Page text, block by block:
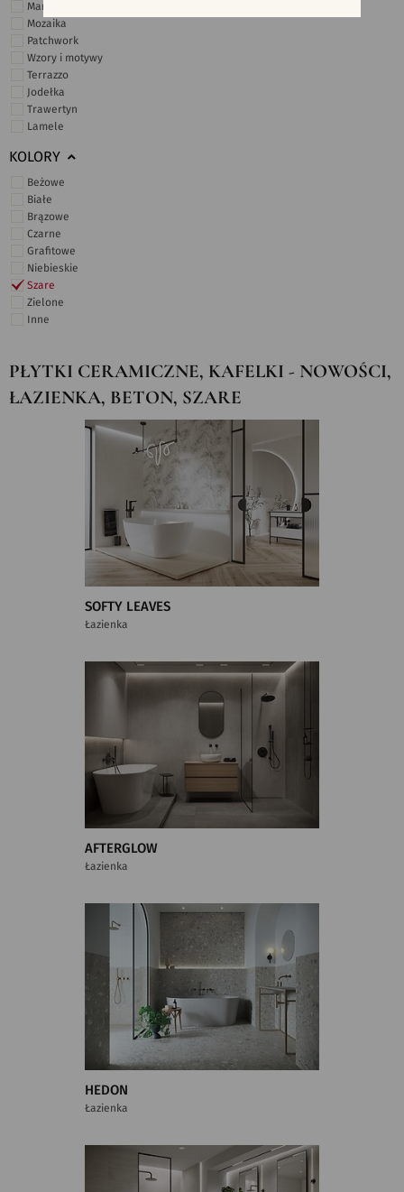
Marokańskie
Mozaika
Patchwork
Wzory i motywy
Terrazzo
Jodełka
Trawertyn
Lamele
KOLORY
Beżowe
Białe
Brązowe
Czarne
Grafitowe
Niebieskie
Szare
Zielone
Inne
PŁYTKI CERAMICZNE, KAFELKI - NOWOŚCI,
ŁAZIENKA, BETON, SZARE
SOFTY LEAVES
Łazienka
AFTERGLOW
Łazienka
HEDON
Łazienka